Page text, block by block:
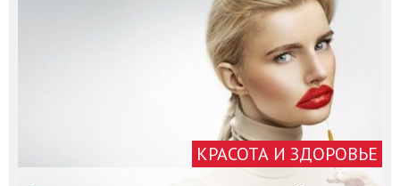
КРАСОТА И ЗДОРОВЬЕ